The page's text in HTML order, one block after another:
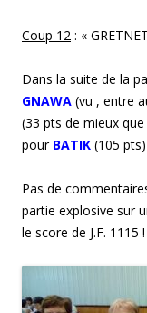
Coup 12 : «
Dans la suite de la
GNAWA (vu , entre
(33 pts de mieux que
pour BATIK (105
Pas de
partie explosive sur
le score de J.F. 1115